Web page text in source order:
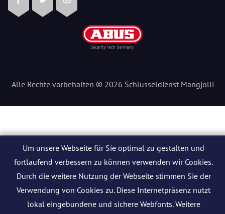
FacebookTwitterInstagram
Alle Rechte vorbehalten © 2026 Schlüsseldienst Mangjolli
Um unsere Webseite für Sie optimal zu gestalten und
fortlaufend verbessern zu können verwenden wir Cookies.
Durch die weitere Nutzung der Webseite stimmen Sie der
Verwendung von Cookies zu. Diese Internetpräsenz nutzt
lokal eingebundene und sichere Webfonts. Weitere